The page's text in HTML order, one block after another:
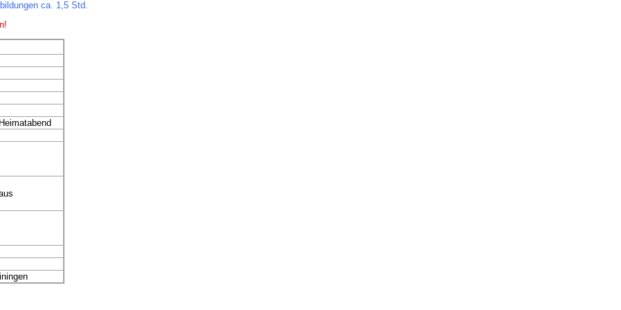
ca. 1,5 Std.